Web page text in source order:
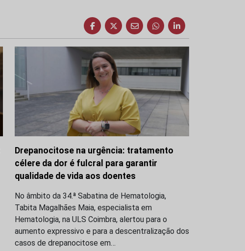
Drepanocitose na urgência: tratamento
célere da dor é fulcral para garantir
qualidade de vida aos doentes
No âmbito da 34.ª Sabatina de Hematologia,
Tabita Magalhães Maia, especialista em
Hematologia, na ULS Coimbra, alertou para o
aumento expressivo e para a descentralização dos
casos de drepanocitose em…